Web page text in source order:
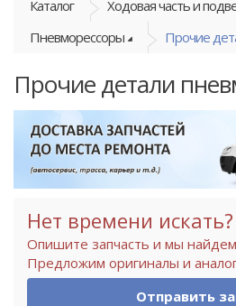
Каталог
Ходовая часть и
Пневморессоры
Прочие
Прочие детали
Нет времени искать?
Опишите запчасть и мы
Предложим оригиналы и
Отправить